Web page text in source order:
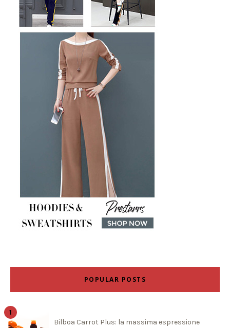
POPULAR POSTS
Bilboa Carrot Plus: la massima espressione